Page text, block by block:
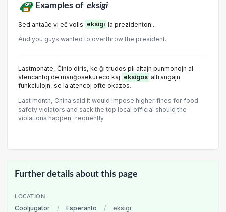
Examples of eksigi
Sed antaŭe vi eĉ volis eksigi la prezidenton...
And you guys wanted to overthrow the president.
Lastmonate, Ĉinio diris, ke ĝi trudos pli altajn punmonojn al
atencantoj de manĝosekureco kaj eksigos altrangajn
funkciulojn, se la atencoj ofte okazos.
Last month, China said it would impose higher fines for food
safety violators and sack the top local official should the
violations happen frequently.
Further details about this page
LOCATION
Cooljugator / Esperanto / eksigi